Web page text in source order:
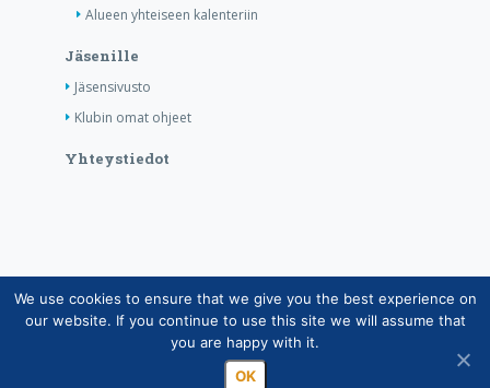
Alueen yhteiseen kalenteriin
Jäsenille
Jäsensivusto
Klubin omat ohjeet
Yhteystiedot
Copyright © Suomen Rotarypalvelu ry 2026 |
Jäsentietojärjestelmän tietosuojaseloste|Henkilötietojen
käsittely Rotarytoiminnassa
We use cookies to ensure that we give you the best experience on
our website. If you continue to use this site we will assume that
you are happy with it.
OK